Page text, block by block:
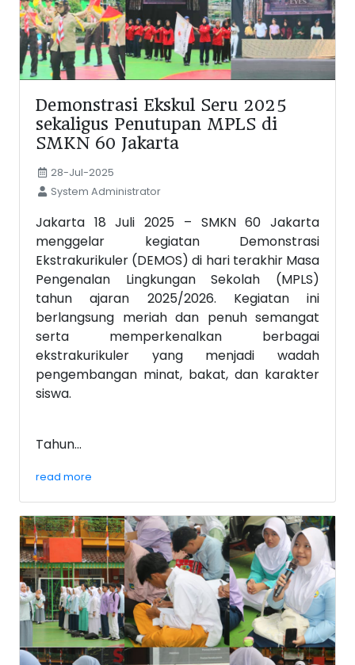
Demonstrasi Ekskul Seru 2025
sekaligus Penutupan MPLS di
SMKN 60 Jakarta
28-Jul-2025
System Administrator
Jakarta 18 Juli 2025 – SMKN 60 Jakarta
menggelar kegiatan Demonstrasi
Ekstrakurikuler (DEMOS) di hari terakhir Masa
Pengenalan Lingkungan Sekolah (MPLS)
tahun ajaran 2025/2026. Kegiatan ini
berlangsung meriah dan penuh semangat
serta memperkenalkan berbagai
ekstrakurikuler yang menjadi wadah
pengembangan minat, bakat, dan karakter
siswa.
Tahun...
read more